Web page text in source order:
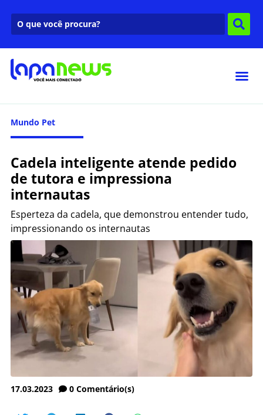
Mundo Pet
Cadela inteligente atende pedido
de tutora e impressiona
internautas
Esperteza da cadela, que demonstrou entender tudo,
impressionando os internautas
17.03.2023 0 Comentário(s)